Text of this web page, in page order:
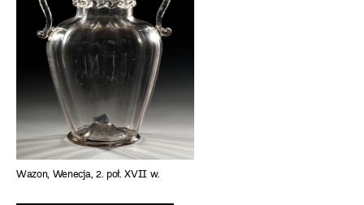
Wazon, Wenecja, 2. poł. XVII w.